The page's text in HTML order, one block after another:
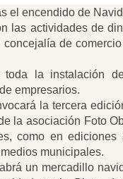
el encendido de
las actividades de
de
la instalación
empresarios.
la tercera
la asociación Foto
como en
municipales.
un mercadillo